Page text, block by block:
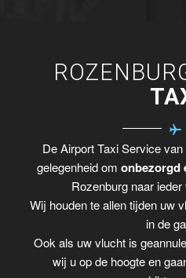
De Airport Taxi Service
gelegenheid om onbezorgd
Rozenburg naar
Wij houden te allen tijden uw
in de
Ook als uw vlucht is
wij u op de hoogte en